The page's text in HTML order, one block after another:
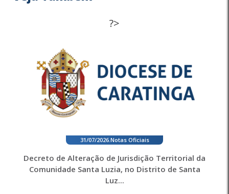
?>
31/07/2026. Notas Oficiais
Decreto de Alteração de Jurisdição Territorial da
Comunidade Santa Luzia, no Distrito de Santa
Luz...